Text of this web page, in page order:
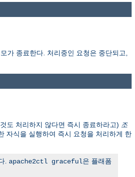
가 종료한다. 처리중인 요청은 중단되고,
도 처리하지 않다면 즉시 종료하라고) 조
자식을 실행하여 즉시 요청을 처리하게 한
. apache2ctl graceful은 플래폼